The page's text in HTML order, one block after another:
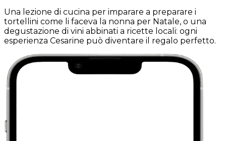
Una lezione di cucina per imparare a preparare i
tortellini come li faceva la nonna per Natale, o una
degustazione di vini abbinati a ricette locali: ogni
esperienza Cesarine può diventare il regalo perfetto.